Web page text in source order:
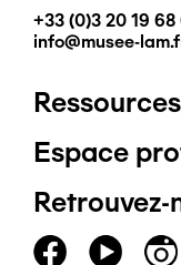
+33 (0)3 20 19 68
info@musee-
Pied
de
page
Espace
Retrouvez-